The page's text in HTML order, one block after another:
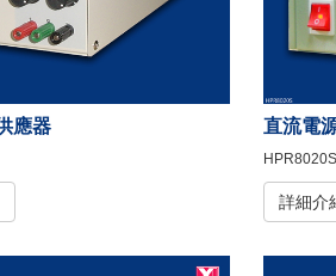
應器 直流電
HPR8020S
詳細介